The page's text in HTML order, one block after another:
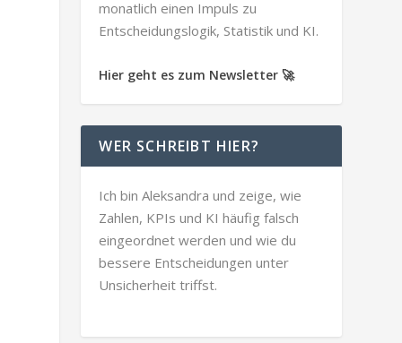
monatlich einen Impuls zu
Entscheidungslogik, Statistik und KI.
Hier geht es zum Newsletter 🚀
WER SCHREIBT HIER?
Ich bin Aleksandra und zeige, wie
Zahlen, KPIs und KI häufig falsch
eingeordnet werden und wie du
bessere Entscheidungen unter
Unsicherheit triffst.